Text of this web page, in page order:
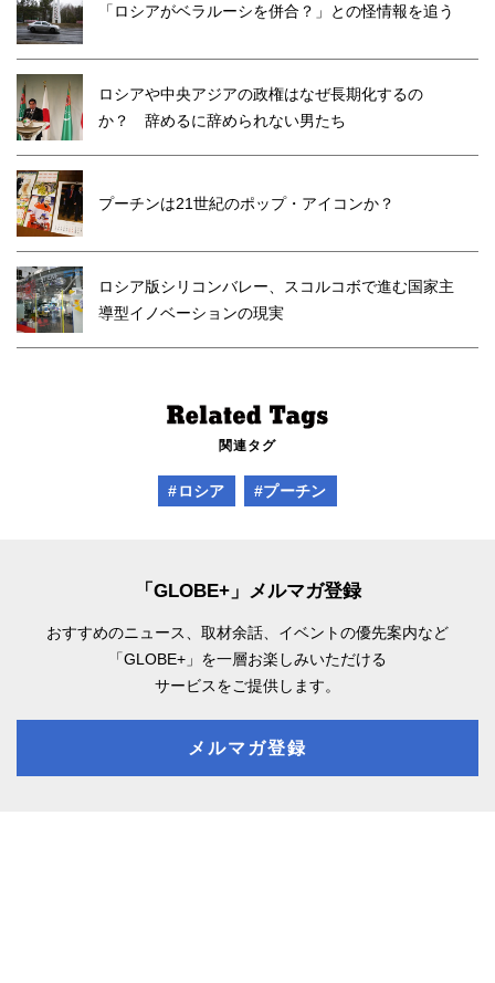
「ロシアがベラルーシを併合？」との怪情報を追う
ロシアや中央アジアの政権はなぜ長期化するの
か？ 辞めるに辞められない男たち
プーチンは21世紀のポップ・アイコンか？
ロシア版シリコンバレー、スコルコボで進む国家主
導型イノベーションの現実
関連タグ
#ロシア #プーチン
「GLOBE+」メルマガ登録
おすすめのニュース、取材余話、 イベントの優先案内など
「GLOBE+」を一層お楽しみいただける
サービスをご提供します。
メルマガ登録